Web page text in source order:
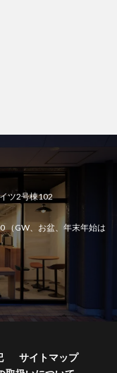
ツ2号棟102
GW、お盆、年末年始は
サイトマップ